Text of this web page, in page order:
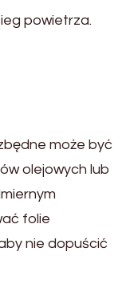
powietrza.
może być
olejowych lub
folie
nie dopuścić